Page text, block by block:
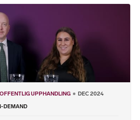
OFFENTLIG UPPHANDLING DEC 2024
DEMAND